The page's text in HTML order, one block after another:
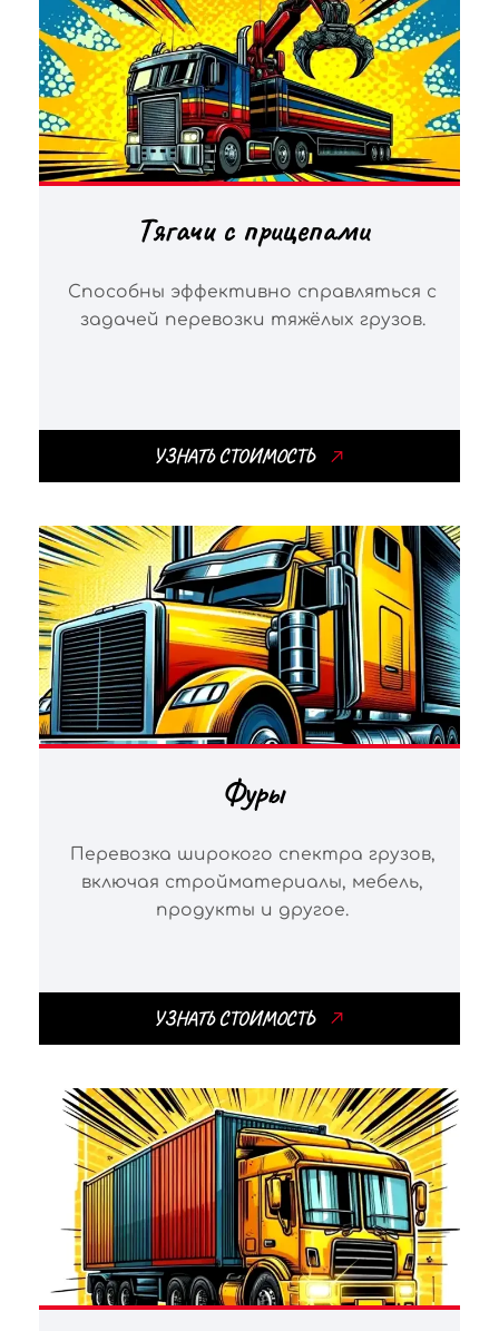
Тягачи с прицепами
Способны эффективно справляться с
задачей перевозки тяжёлых грузов.
УЗНАТЬ СТОИМОСТЬ
Фуры
Перевозка широкого спектра грузов,
включая стройматериалы, мебель,
продукты и другое.
УЗНАТЬ СТОИМОСТЬ